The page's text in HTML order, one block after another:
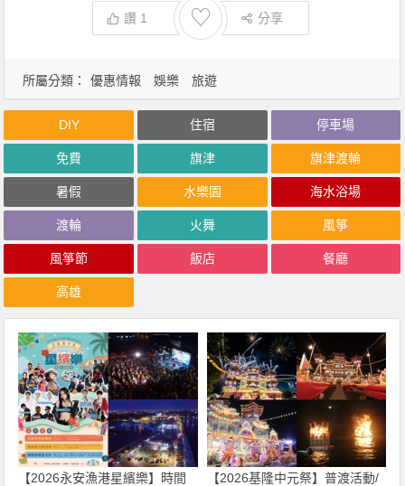
讚 1 ♡ 分享
所屬分類： 優惠情報 娛樂 旅遊
DIY 住宿 停車場
免費 旗津 旗津渡輪
暑假 水樂園 海水浴場
渡輪 火舞 風箏
風箏節 飯店 餐廳
高雄
【2026永安漁港星繽樂】時間
【2026基隆中元祭】普渡活動/